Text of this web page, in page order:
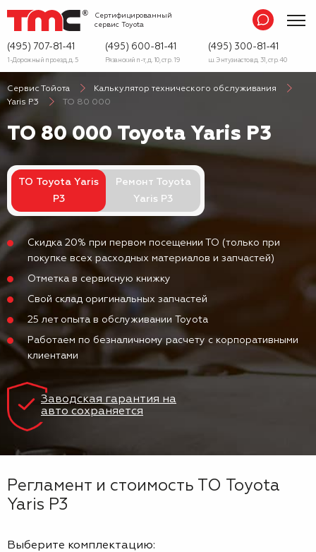
Сертифицированный
сервис Toyota
(495) 707-81-41
1-Дорожный проезд, д. 5
(495) 600-81-41
Рязанский п-т, д. 10, стр. 19
(495) 300-81-41
ш. Энтузиастов д. 31, стр. 40
Сервис Тойота
Калькулятор технического обслуживания
Yaris P3
ТО 80 000
ТО 80 000 Toyota Yaris P3
ТО Toyota Yaris
P3
Ремонт Toyota
Yaris P3
Скидка 20% при первом посещении ТО (только при
покупке всех расходных материалов и запчастей)
Отметка в сервисную книжку
Свой склад оригинальных запчастей
25 лет опыта в обслуживании Toyota
Работаем по безналичному расчету с корпоративными
клиентами
Заводская гарантия на
авто сохраняется
Регламент и стоимость ТО Toyota
Yaris P3
Выберите комплектацию: